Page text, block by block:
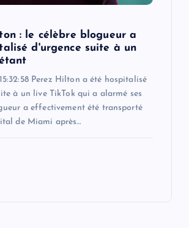
: le célèbre blogueur a
d'urgence suite à un
Perez Hilton a été hospitalisé
à un live TikTok qui a alarmé ses
a effectivement été transporté
de Miami après…